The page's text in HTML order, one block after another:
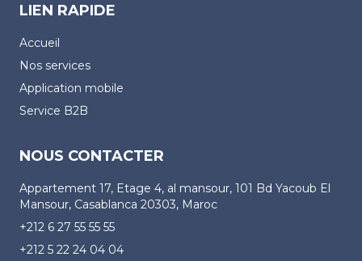
LIEN RAPIDE
Accueil
Nos services
Application mobile
Service B2B
NOUS CONTACTER
Appartement 17, Etage 4, al mansour, 101 Bd Yacoub El
Mansour, Casablanca 20303, Maroc
+212 6 27 55 55 55
+212 5 22 24 04 04